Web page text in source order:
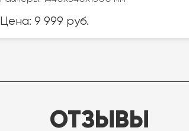
Цена: 9 999 руб.
ОТЗЫВЫ